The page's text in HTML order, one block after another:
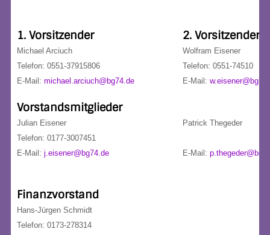
1. Vorsitzender
Michael Arciuch
Telefon: 0551-37915806
E-Mail: michael.arciuch@bg74.de
2. Vorsitzender
Wolfram Eisener
Telefon: 0551-74510
E-Mail:
Vorstandsmitglieder
Julian Eisener
Telefon: 0177-3007451
E-Mail: j.eisener@bg74.de
Patrick Thegeder
E-Mail:
Finanzvorstand
Hans-Jürgen Schmidt
Telefon: 0173-278314